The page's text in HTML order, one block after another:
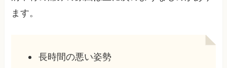
ます。
長時間の悪い姿勢